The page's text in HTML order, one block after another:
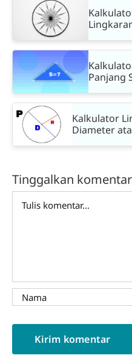
Panjang
Kalkulator
Diameter
Tinggalkan komentar